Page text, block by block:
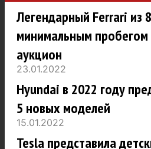
Легендарный Ferrari из
минимальным пробегом
аукцион
23.01.2022
Hyundai в 2022 году
5 новых моделей
15.01.2022
Tesla представила